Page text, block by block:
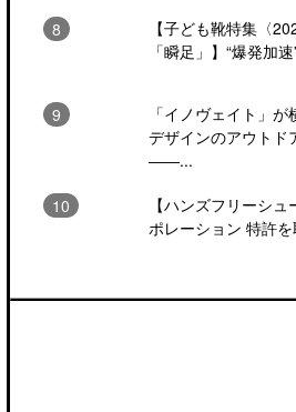
【子ども靴特集〈
「瞬足」】“爆発加
「イノヴェイト」
デザインのアウトド
――...
【ハンズフリーシ
ポレーション 特許